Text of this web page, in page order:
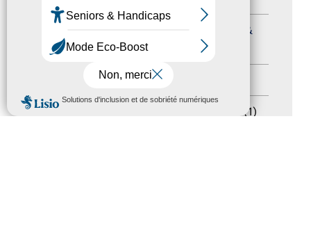
MENU
Journées nationales Tourisme &
Handicap(5)
Salons(11)
(1)